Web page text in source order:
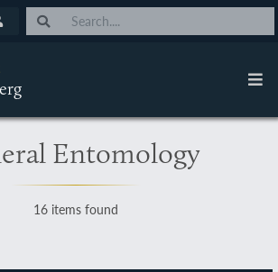
Entomology
16 items found